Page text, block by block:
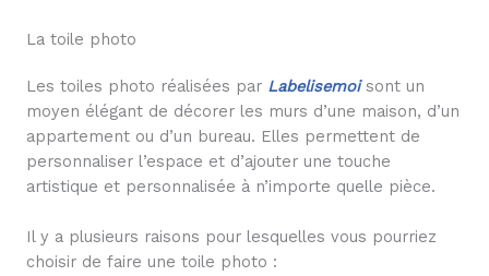
La toile photo
Les toiles photo réalisées par Labelisemoisont un
moyen élégant de décorer les murs d’une maison, d’un
appartement ou d’un bureau. Elles permettent de
personnaliser l’espace et d’ajouter une touche
artistique et personnalisée à n’importe quelle pièce.
Il y a plusieurs raisons pour lesquelles vous pourriez
choisir de faire une toile photo :